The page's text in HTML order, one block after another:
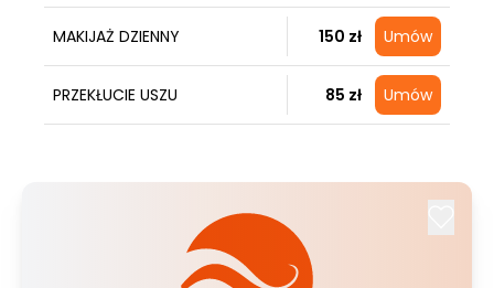
MAKIJAŻ DZIENNY 150 zł Umów
PRZEKŁUCIE USZU 85 zł Umów